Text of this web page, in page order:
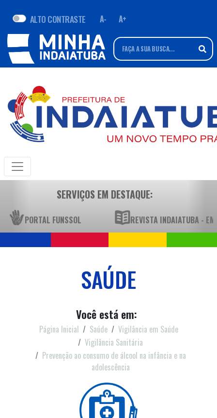
ALTO CONTRASTE A- A+
SERVIÇOS EM DESTAQUE:
PORTAL FUNSSOL REVISTA INDAIATUBA -
SAÚDE
Você está em:
Página Inicial Saúde
Vigilância em Saúde
Vigilância Sanitária
Prevenção ao consumo de álcool na infância e na
adolescência